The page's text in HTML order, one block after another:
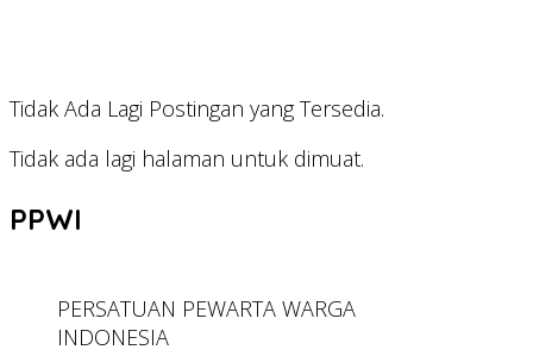
Tidak Ada Lagi Postingan yang Tersedia.
Tidak ada lagi halaman untuk dimuat.
PPWI
PERSATUAN PEWARTA WARGA
INDONESIA